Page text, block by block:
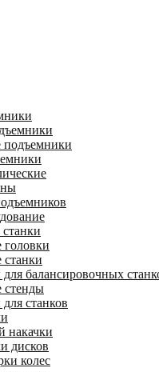
подъемники
станки
балансировочных
стенды
станков
накачки
дисков
колес